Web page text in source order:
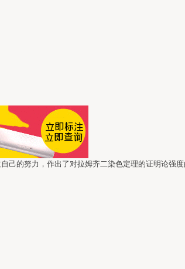
的努力，作出了对拉姆齐二染色定理的证明论强